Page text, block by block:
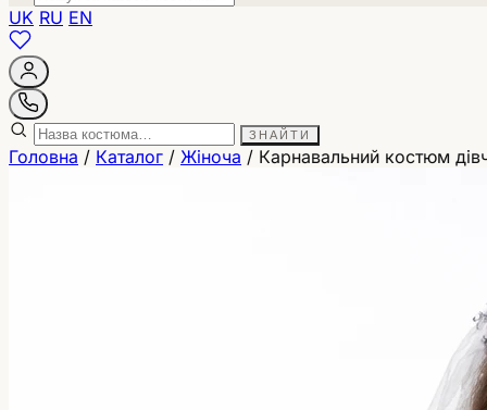
UK RU EN
ЗНАЙТИ
Головна / Каталог / Жіноча / Карнавальний костюм